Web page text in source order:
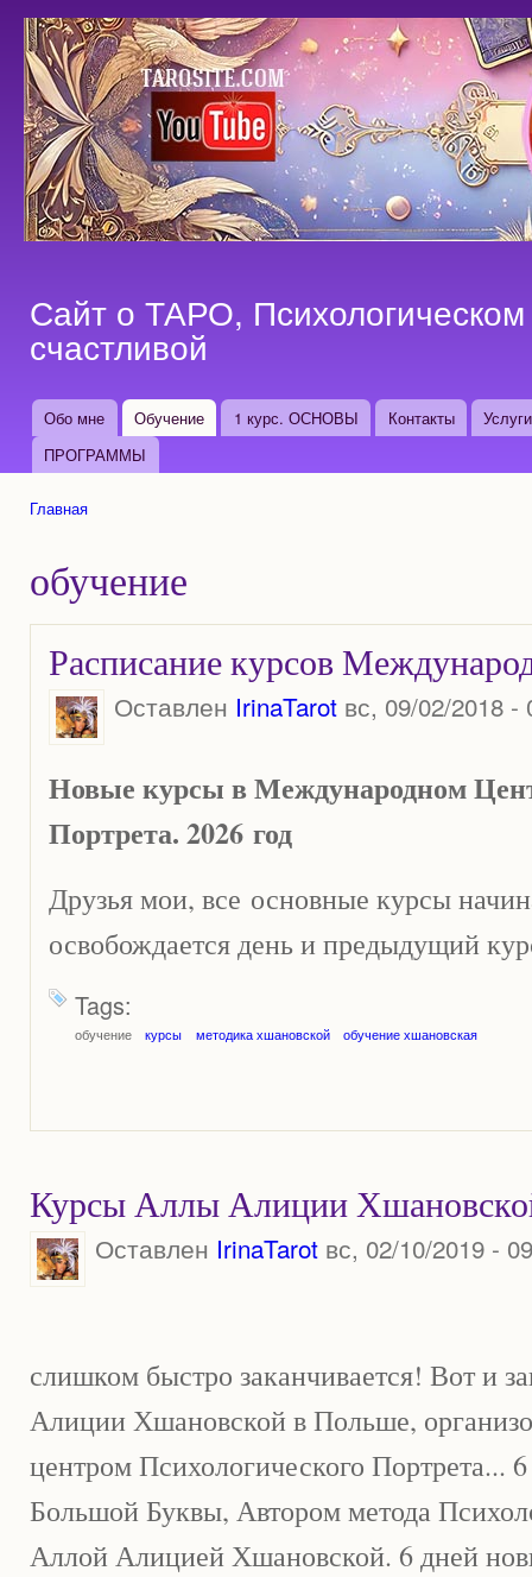
Сайт о ТАРО,
счастливой
Основные ссылки
Обо мне Обучение 1 курс. ОСНОВЫ Контакты
Услуги
ПРОГРАММЫ
Главная
обучение
Расписание курсов
Оставлен IrinaTarotвс, 09/02/2018 -
Новые курсы в Международном
Портрета. 2026год
Друзья мои, все основные курсы
освобождается день и предыдущий
Tags:
обучение курсы методика хшановской обучение хшановская
Курсы Аллы Алиции
Оставлен IrinaTarotвс, 02/10/2019 -
слишком быстро заканчивается! Вот и
Алиции Хшановской в Польше,
центром Психологического Портрета...
Большой Буквы, Автором метода
Аллой Алицией Хшановской. 6 дней